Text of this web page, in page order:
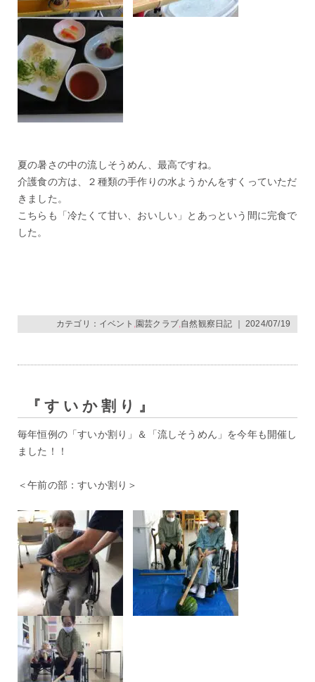
夏の暑さの中の流しそうめん、最高ですね。
介護食の方は、２種類の手作りの水ようかんをすくっていただ
きました。
こちらも「冷たくて甘い、おいしい」とあっという間に完食で
した。
カテゴリ： イベント 園芸クラブ, 自然観察日記 ｜ 2024/07/19
『すいか割り』
毎年恒例の「すいか割り」＆「流しそうめん」を今年も開催し
ました！！
＜午前の部：すいか割り＞